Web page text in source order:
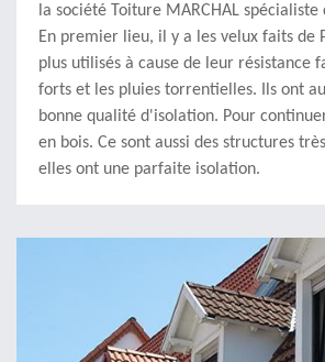
la société Toiture MARCHAL
En premier lieu, il y a les velux faits de
plus utilisés à cause de leur résistance
forts et les pluies torrentielles. Ils ont
bonne qualité d'isolation. Pour
en bois. Ce sont aussi des structures
elles ont une parfaite isolation.